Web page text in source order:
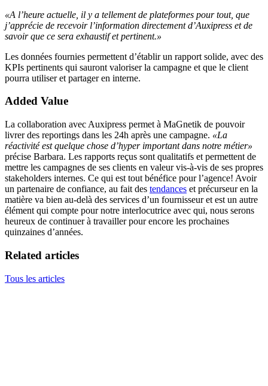
«A l’heure actuelle, il y a tellement de plateformes pour tout, que
j’apprécie de recevoir l’information directement d’Auxipress et de
savoir que ce sera exhaustif et pertinent.»
Les données fournies permettent d’établir un rapport solide, avec des
KPIs pertinents qui sauront valoriser la campagne et que le client
pourra utiliser et partager en interne.
Added Value
La collaboration avec Auxipress permet à MaGnetik de pouvoir
livrer des reportings dans les 24h après une campagne. «La
réactivité est quelque chose d’hyper important dans notre métier»
précise Barbara. Les rapports reçus sont qualitatifs et permettent de
mettre les campagnes de ses clients en valeur vis-à-vis de ses propres
stakeholders internes. Ce qui est tout bénéfice pour l’agence! Avoir
un partenaire de confiance, au fait des tendances et précurseur en la
matière va bien au-delà des services d’un fournisseur et est un autre
élément qui compte pour notre interlocutrice avec qui, nous serons
heureux de continuer à travailler pour encore les prochaines
quinzaines d’années.
Related articles
Tous les articles